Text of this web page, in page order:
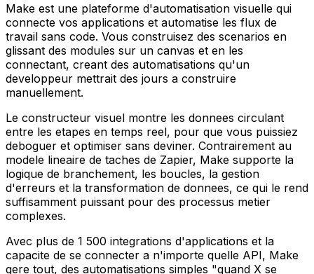
Make est une plateforme d'automatisation visuelle qui
connecte vos applications et automatise les flux de
travail sans code. Vous construisez des scenarios en
glissant des modules sur un canvas et en les
connectant, creant des automatisations qu'un
developpeur mettrait des jours a construire
manuellement.
Le constructeur visuel montre les donnees circulant
entre les etapes en temps reel, pour que vous puissiez
deboguer et optimiser sans deviner. Contrairement au
modele lineaire de taches de Zapier, Make supporte la
logique de branchement, les boucles, la gestion
d'erreurs et la transformation de donnees, ce qui le rend
suffisamment puissant pour des processus metier
complexes.
Avec plus de 1 500 integrations d'applications et la
capacite de se connecter a n'importe quelle API, Make
gere tout, des automatisations simples "quand X se